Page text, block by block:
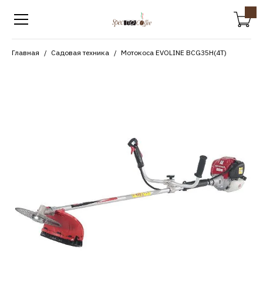
Главная Садовая техника Мотокоса EVOLINE BCG35H(4T)